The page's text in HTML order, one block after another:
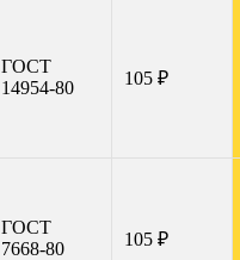
ГОСТ
14954-80
105 ₽
ГОСТ
7668-80
105 ₽